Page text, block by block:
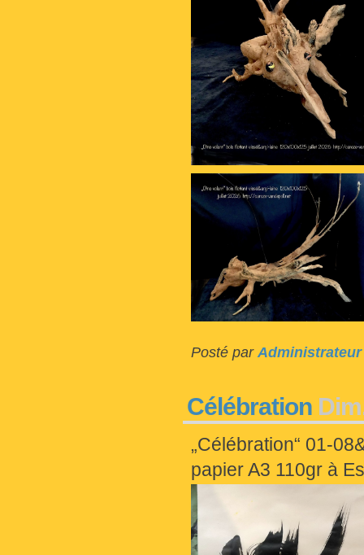
Posté par Administrateur
Célébration
„Célébration“ 01-
papier A3 110gr à